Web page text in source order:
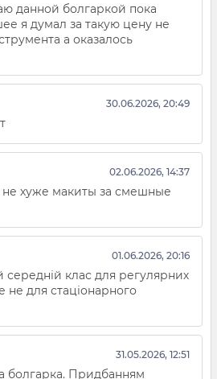
данной болгаркой пока
я думал за такую цену не
а оказалось
30.06.2026, 20:49
02.06.2026, 14:37
не хуже макиты за смешные
01.06.2026, 20:16
середній клас для регулярних
не для стаціонарного
31.05.2026, 12:51
болгарка. Придбанням